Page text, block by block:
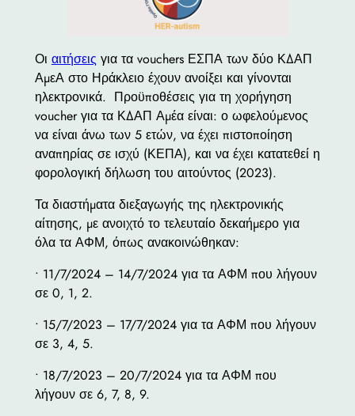
Οι αιτήσεις για τα vouchers ΕΣΠΑ των δύο ΚΔΑΠ
ΑμεΑ στο Ηράκλειο έχουν ανοίξει και γίνονται
ηλεκτρονικά. Προϋποθέσεις για τη χορήγηση
voucher για τα ΚΔΑΠ Αμέα είναι: ο ωφελούμενος
να είναι άνω των 5 ετών, να έχει πιστοποίηση
αναπηρίας σε ισχύ (ΚΕΠΑ), και να έχει κατατεθεί η
φορολογική δήλωση του αιτούντος (2023).
Τα διαστήματα διεξαγωγής της ηλεκτρονικής
αίτησης, με ανοιχτό το τελευταίο δεκαήμερο για
όλα τα ΑΦΜ, όπως ανακοινώθηκαν:
• 11/7/2024 – 14/7/2024 για τα ΑΦΜ που λήγουν
σε 0, 1, 2.
• 15/7/2023 – 17/7/2024 για τα ΑΦΜ που λήγουν
σε 3, 4, 5.
• 18/7/2023 – 20/7/2024 για τα ΑΦΜ που
λήγουν σε 6, 7, 8, 9.